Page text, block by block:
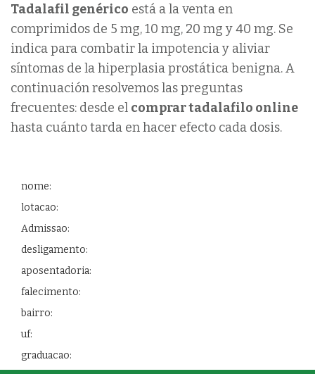
Tadalafil genérico está a la venta en
comprimidos de 5 mg, 10 mg, 20 mg y 40 mg. Se
indica para combatir la impotencia y aliviar
síntomas de la hiperplasia prostática benigna. A
continuación resolvemos las preguntas
frecuentes: desde el comprar tadalafilo online
hasta cuánto tarda en hacer efecto cada dosis.
nome:
lotacao:
Admissao:
desligamento:
aposentadoria:
falecimento:
bairro:
uf:
graduacao: